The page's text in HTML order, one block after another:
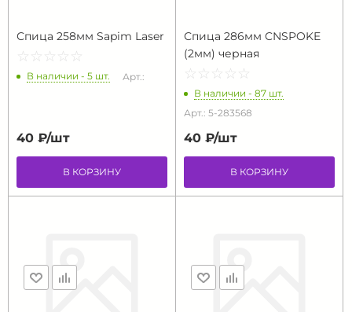
Спица 258мм Sapim Laser
☆ ☆ ☆ ☆ ☆
★ ★ ★ ★ ★
В наличии - 5 шт. Арт.:
40 ₽/шт
В КОРЗИНУ
Спица 286мм CNSPOKE
(2мм) черная
☆ ☆ ☆ ☆ ☆
★ ★ ★ ★ ★
В наличии - 87 шт.
Арт.: 5-283568
40 ₽/шт
В КОРЗИНУ